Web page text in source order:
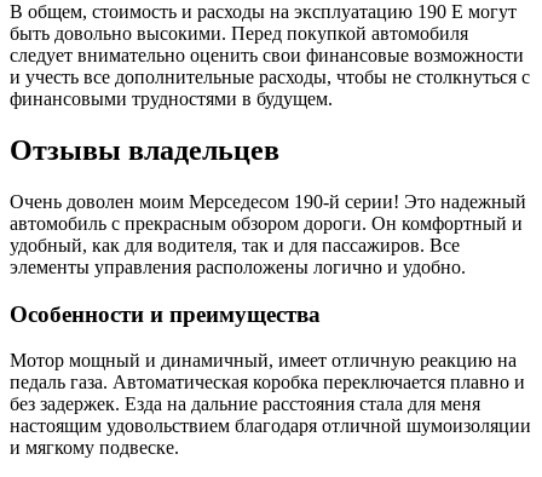
В общем, стоимость и расходы на эксплуатацию 190 Е могут
быть довольно высокими. Перед покупкой автомобиля
следует внимательно оценить свои финансовые возможности
и учесть все дополнительные расходы, чтобы не столкнуться с
финансовыми трудностями в будущем.
Отзывы владельцев
Очень доволен моим Мерседесом 190-й серии! Это надежный
автомобиль с прекрасным обзором дороги. Он комфортный и
удобный, как для водителя, так и для пассажиров. Все
элементы управления расположены логично и удобно.
Особенности и преимущества
Мотор мощный и динамичный, имеет отличную реакцию на
педаль газа. Автоматическая коробка переключается плавно и
без задержек. Езда на дальние расстояния стала для меня
настоящим удовольствием благодаря отличной шумоизоляции
и мягкому подвеске.